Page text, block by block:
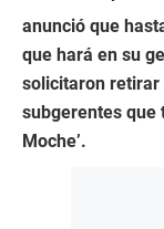
anunció que
que hará en su
solicitaron retirar
subgerentes que
Moche’.